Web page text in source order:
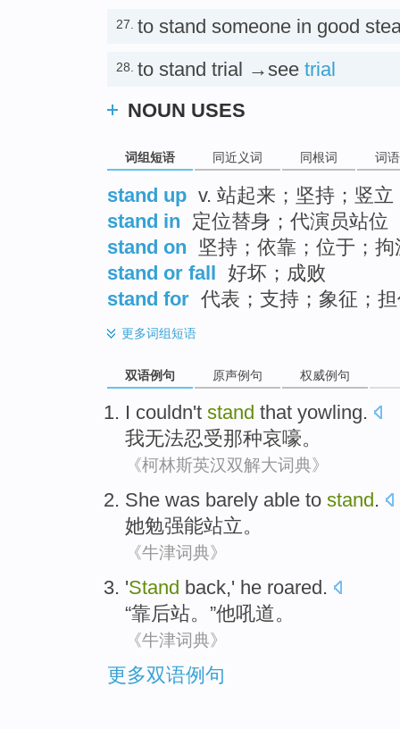
27. to stand someone in good
28. to stand trial →see trial
NOUN USES
词组短语 同近义词 同根词 词
stand up v. 站起来；坚持；竖
stand in 定位替身；代演员站位
stand on
坚持；依靠；位于；
stand or fall 好坏；成败
stand for 代表；支持；象征；
更多词组短语
双语例句 原声例句 权威例句
I couldn't stand that yowling.
我无法忍受那种哀嚎。
《柯林斯英汉双解大词典》
She was barely able to stand.
她勉强能站立。
《牛津词典》
'Stand back,' he roared.
“靠后站。”他吼道。
《牛津词典》
更多双语例句